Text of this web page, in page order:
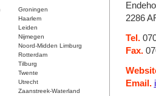
Groningen
Haarlem
Leiden
Nijmegen
Noord-Midden Limburg
Rotterdam
Tilburg
Twente
Utrecht
Zaanstreek-Waterland
2286
Tel.
Fax.
Email.